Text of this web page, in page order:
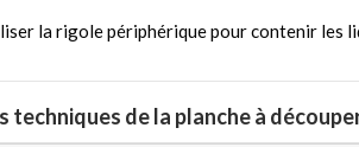
la rigole périphérique pour contenir les
techniques de la planche à